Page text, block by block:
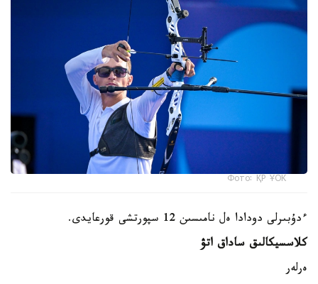
Фото: ҚР ҰОК
ءدۇبىرلى دودادا ەل نامىسىن 12 سپورتشى قورعايدى.
كلاسسيكالىق ساداق اتۋ
ەرلەر